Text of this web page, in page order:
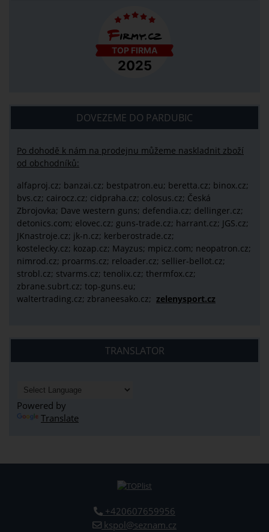
DOVEZEME DO PARDUBIC
Po dohodě k nám na prodejnu můžeme naskladnit zboží
od obchodníků:
alfaproj.cz; banzai.cz; bestpatron.eu; beretta.cz; binox.cz;
bvs.cz; cairocz.cz; cidpraha.cz; colosus.cz; Česká
Zbrojovka; Dave western guns; defendia.cz; dellinger.cz;
detonics.com; elovec.cz; guns-trade.cz; harrant.cz; JGS.cz;
JKnastroje.cz; jk-n.cz; kerberostrade.cz;
kostelecky.cz; kozap.cz; Mayzus; mpicz.com; neopatron.cz;
nimrod.cz; proarms.cz; reloader.cz; sellier-bellot.cz;
strobl.cz; stvarms.cz; tenolix.cz; thermfox.cz;
zbrane.subrt.cz; top-guns.eu;
waltertrading.cz; zbraneesako.cz; zelenysport.cz
TRANSLATOR
Powered by
Translate
+420607659956
kspol@seznam.cz